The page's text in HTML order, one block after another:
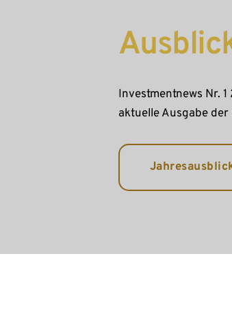
Investmentnews Nr.
aktuelle Ausgabe